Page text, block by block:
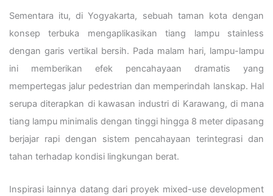
Sementara itu, di Yogyakarta, sebuah taman kota dengan
konsep terbuka mengaplikasikan tiang lampu stainless
dengan garis vertikal bersih. Pada malam hari, lampu-lampu
ini memberikan efek pencahayaan dramatis yang
mempertegas jalur pedestrian dan memperindah lanskap. Hal
serupa diterapkan di kawasan industri di Karawang, di mana
tiang lampu minimalis dengan tinggi hingga 8 meter dipasang
berjajar rapi dengan sistem pencahayaan terintegrasi dan
tahan terhadap kondisi lingkungan berat.
Inspirasi lainnya datang dari proyek mixed-use development